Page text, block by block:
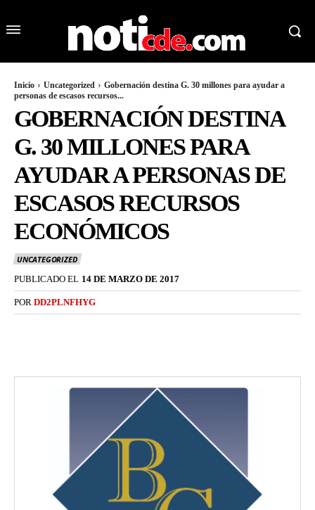
Inicio Uncategorized
Gobernación destina G. 30 millones para ayudar a
personas de escasos recursos...
GOBERNACIÓN DESTINA
G. 30 MILLONES PARA
AYUDAR A PERSONAS DE
ESCASOS RECURSOS
ECONÓMICOS
UNCATEGORIZED
PUBLICADO EL 14 DE MARZO DE 2017
POR DD2PLNFHYG